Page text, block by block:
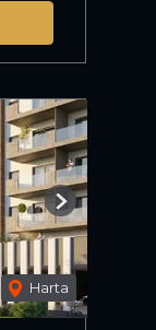
Harta
Next